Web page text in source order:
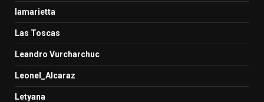
lamarietta
Las Toscas
Leandro Vurcharchuc
Leonel_Alcaraz
Letyana